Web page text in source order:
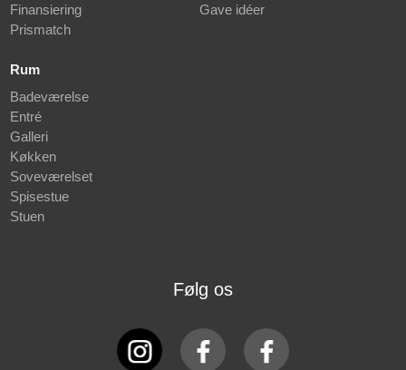
Finansiering
Prismatch
Gave idéer
Rum
Badeværelse
Entré
Galleri
Køkken
Soveværelset
Spisestue
Stuen
Følg os